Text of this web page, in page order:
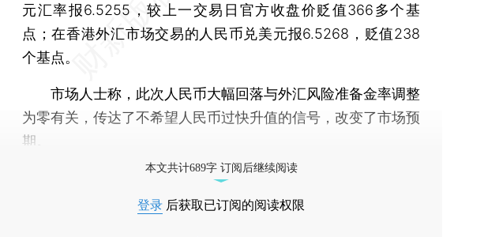
元汇率报6.5255，较上一交易日官方收盘价贬值366多个基
点；在香港外汇市场交易的人民币兑美元报6.5268，贬值238
个基点。
市场人士称，此次人民币大幅回落与外汇风险准备金率调整
为零有关，传达了不希望人民币过快升值的信号，改变了市场预
期。
本文共计689字 订阅后继续阅读
登录 后获取已订阅的阅读权限